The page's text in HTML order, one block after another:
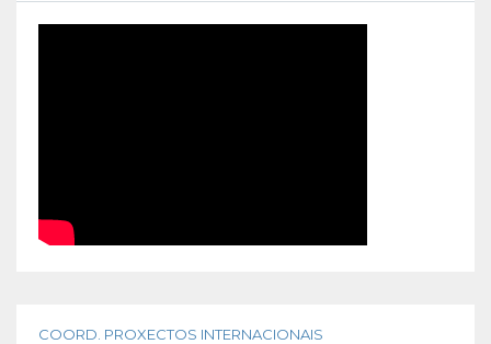
COORD. PROXECTOS INTERNACIONAIS